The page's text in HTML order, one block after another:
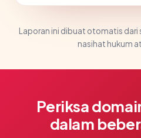
Laporan ini dibuat otomatis dari
nasihat hukum
Periksa
dalam